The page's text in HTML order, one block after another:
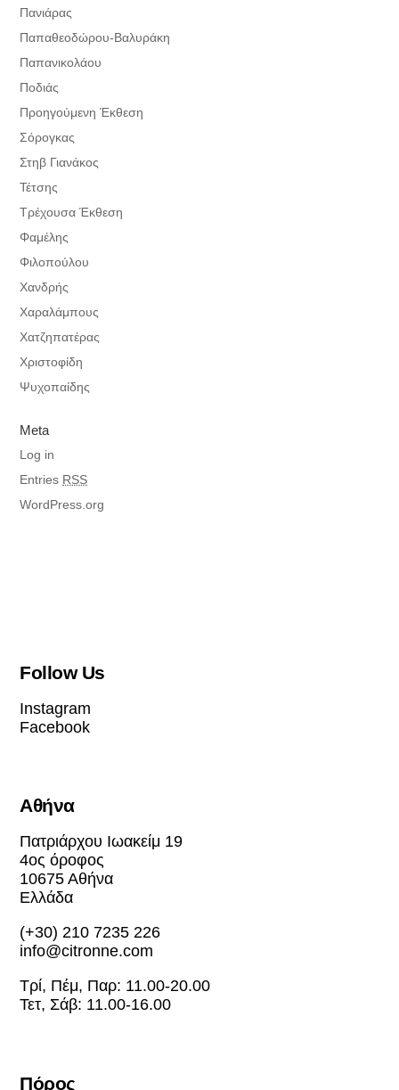
Πανιάρας
Παπαθεοδώρου-Βαλυράκη
Παπανικολάου
Ποδιάς
Προηγούμενη Έκθεση
Σόρογκας
Στηβ Γιανάκος
Τέτσης
Τρέχουσα Έκθεση
Φαμέλης
Φιλοπούλου
Χανδρής
Χαραλάμπους
Χατζηπατέρας
Χριστοφίδη
Ψυχοπαίδης
Meta
Log in
Entries RSS
WordPress.org
Follow Us
Instagram
Facebook
Αθήνα
Πατριάρχου Ιωακείμ 19
4ος όροφος
10675 Αθήνα
Ελλάδα
(+30) 210 7235 226
info@citronne.com
Τρί, Πέμ, Παρ: 11.00-20.00
Τετ, Σάβ: 11.00-16.00
Πόρος